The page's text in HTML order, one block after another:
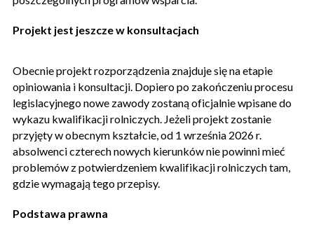
Projekt jest jeszcze w konsultacjach
Obecnie projekt rozporządzenia znajduje się na etapie
opiniowania i konsultacji. Dopiero po zakończeniu procesu
legislacyjnego nowe zawody zostaną oficjalnie wpisane do
wykazu kwalifikacji rolniczych. Jeżeli projekt zostanie
przyjęty w obecnym kształcie, od 1 września 2026 r.
absolwenci czterech nowych kierunków nie powinni mieć
problemów z potwierdzeniem kwalifikacji rolniczych tam,
gdzie wymagają tego przepisy.
Podstawa prawna